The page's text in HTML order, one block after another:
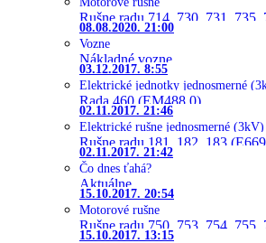
Rušne radu 714, 730, 731,
08.08.2020. 21:00
Vozne
Nákladné vozne
03.12.2017. 8:55
Elektrické jednotky jednosmerné
Rada 460 (EM488.0)
02.11.2017. 21:46
Elektrické rušne jednosmerné (3kV)
Rušne radu 181, 182, 183
02.11.2017. 21:42
Čo dnes ťahá?
Aktuálne
15.10.2017. 20:54
Motorové rušne
Rušne radu 750, 753, 754,
15.10.2017. 13:15